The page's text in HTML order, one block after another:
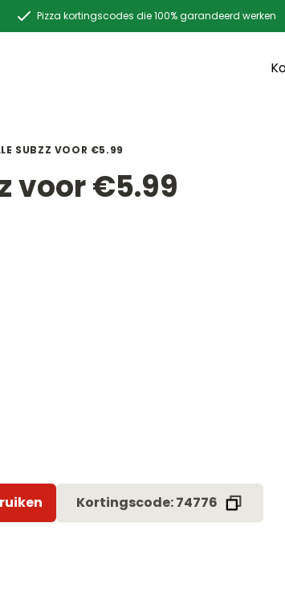
Pizza kortingscodes die 100% garandeerd werken
SUBZZ VOOR €5.99
voor €5.99
Kortingscode: 74776